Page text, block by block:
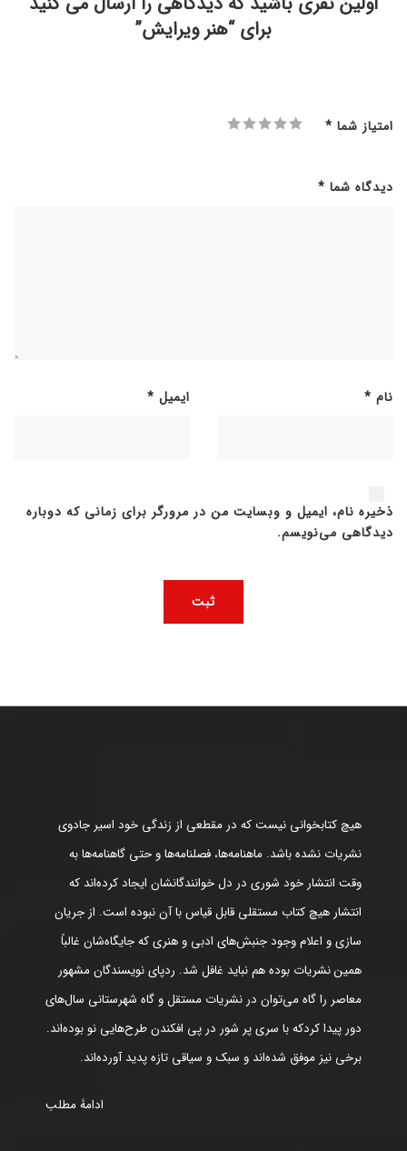
برای “هنر ویرایش”
امتیاز شما *
دیدگاه شما *
نام * ایمیل *
ذخیره نام، ایمیل و وبسایت من در مرورگر برای زمانی که دوباره
دیدگاهی می‌نویسم.
هیچ کتابخوانی نیست که در مقطعی از زندگی خود اسیر جادوی
نشریات نشده باشد. ماهنامه‌ها، فصلنامه‌ها و حتی گاهنامه‌ها به
وقت انتشار خود شوری در دل خوانندگانشان ایجاد کرده‌اند که
انتشار هیچ کتاب مستقلی قابل قیاس با آن نبوده است. از جریان
سازی و اعلام وجود جنبش‌های ادبی و هنری که جایگاه‌شان غالباً
همین نشریات بوده هم نباید غافل شد. ردپای نویسندگان مشهور
معاصر را گاه می‌توان در نشریات مستقل و گاه شهرستانی سال‌های
دور پیدا کردکه با سری پر شور در پی افکندن طرح‌هایی نو بوده‌اند.
برخی نیز موفق شده‌اند و سبک و سیاقی تازه پدید آورده‌اند.
ادامۀ مطلب